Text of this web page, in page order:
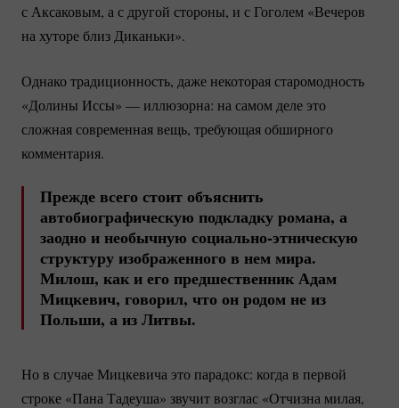
с Аксаковым, а с другой стороны, и с Гоголем «Вечеров
на хуторе близ Диканьки».
Однако традиционность, даже некоторая старомодность
«Долины Иссы» — иллюзорна: на самом деле это
сложная современная вещь, требующая обширного
комментария.
Прежде всего стоит объяснить
автобиографическую подкладку романа, а
заодно и необычную социально-этническую
структуру изображенного в нем мира.
Милош, как и его предшественник Адам
Мицкевич, говорил, что он родом не из
Польши, а из Литвы.
Но в случае Мицкевича это парадокс: когда в первой
строке «Пана Тадеуша» звучит возглас «Отчизна милая,